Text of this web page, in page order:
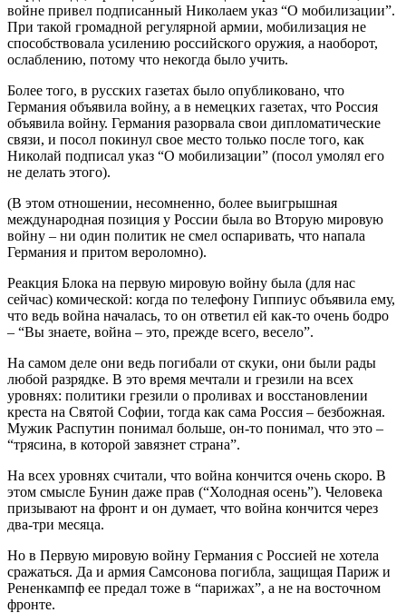
войне привел подписанный Николаем указ “О мобилизации”.
При такой громадной регулярной армии, мобилизация не
способствовала усилению российского оружия, а наоборот,
ослаблению, потому что некогда было учить.
Более того, в русских газетах было опубликовано, что
Германия объявила войну, а в немецких газетах, что Россия
объявила войну. Германия разорвала свои дипломатические
связи, и посол покинул свое место только после того, как
Николай подписал указ “О мобилизации” (посол умолял его
не делать этого).
(В этом отношении, несомненно, более выигрышная
международная позиция у России была во Вторую мировую
войну – ни один политик не смел оспаривать, что напала
Германия и притом вероломно).
Реакция Блока на первую мировую войну была (для нас
сейчас) комической: когда по телефону Гиппиус объявила ему,
что ведь война началась, то он ответил ей как-то очень бодро
– “Вы знаете, война – это, прежде всего, весело”.
На самом деле они ведь погибали от скуки, они были рады
любой разрядке. В это время мечтали и грезили на всех
уровнях: политики грезили о проливах и восстановлении
креста на Святой Софии, тогда как сама Россия – безбожная.
Мужик Распутин понимал больше, он-то понимал, что это –
“трясина, в которой завязнет страна”.
На всех уровнях считали, что война кончится очень скоро. В
этом смысле Бунин даже прав (“Холодная осень”). Человека
призывают на фронт и он думает, что война кончится через
два-три месяца.
Но в Первую мировую войну Германия с Россией не хотела
сражаться. Да и армия Самсонова погибла, защищая Париж и
Рененкампф ее предал тоже в “парижах”, а не на восточном
фронте.